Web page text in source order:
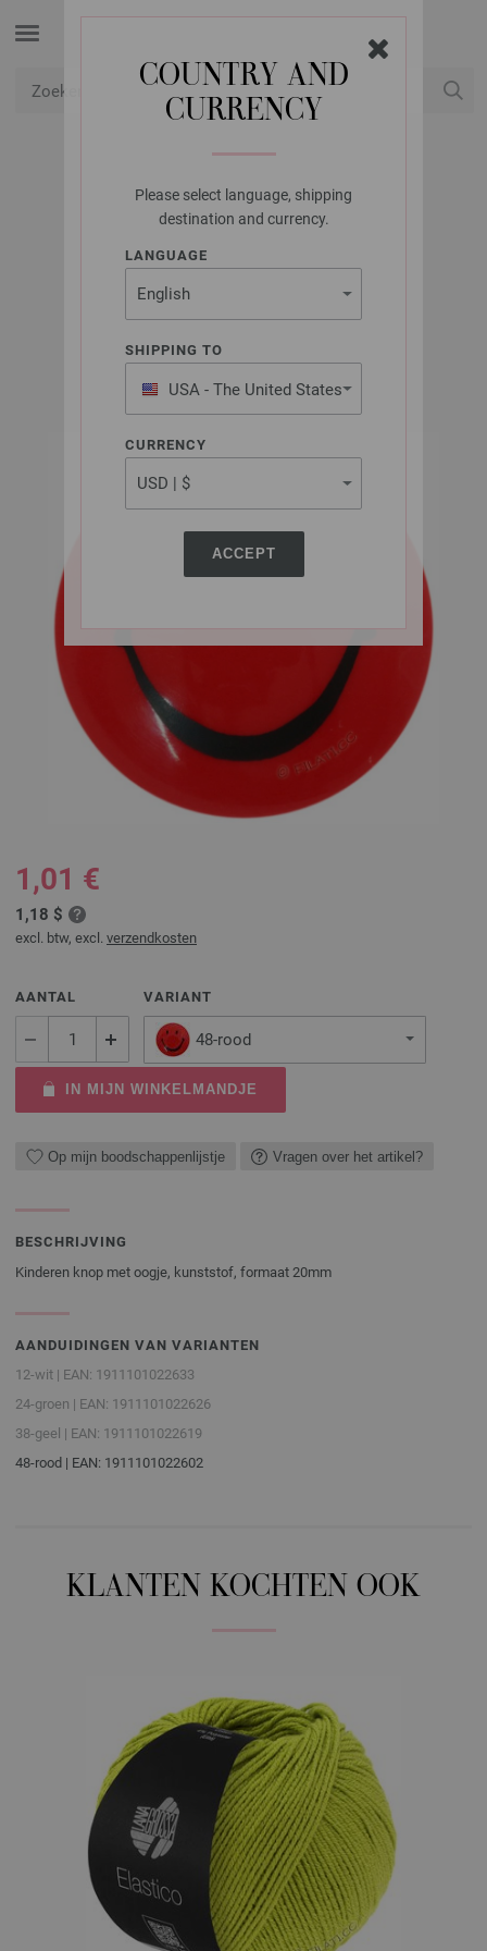
COUNTRY AND
CURRENCY
Please select language, shipping
destination and currency.
LANGUAGE
SHIPPING TO
USA - The United States
of America
CURRENCY
ACCEPT
UNION KNOPF
UNION KNOPF
33048/20MM
1,01 €
1,18 $
excl. btw, excl. verzendkosten
AANTAL VARIANT
48-rood
IN MIJN WINKELMANDJE
Op mijn boodschappenlijstje Vragen over het artikel?
BESCHRIJVING
Kinderen knop met oogje, kunststof, formaat 20mm
AANDUIDINGEN VAN VARIANTEN
12-wit | EAN: 1911101022633
24-groen | EAN: 1911101022626
38-geel | EAN: 1911101022619
48-rood | EAN: 1911101022602
KLANTEN KOCHTEN OOK